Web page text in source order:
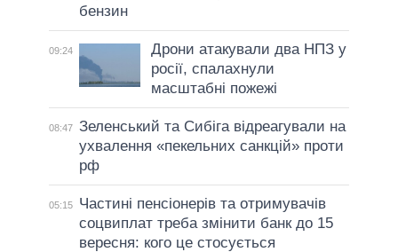
бензин
09:24
Дрони атакували два НПЗ у
росії, спалахнули
масштабні пожежі
08:47 Зеленський та Сибіга відреагували на
ухвалення «пекельних санкцій» проти
рф
05:15
Частині пенсіонерів та отримувачів
соцвиплат треба змінити банк до 15
вересня: кого це стосується